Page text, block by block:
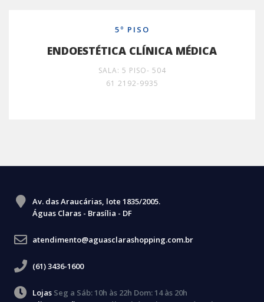
5º PISO
ENDOESTÉTICA CLÍNICA MÉDICA
SALA: 5 PISO- 504
61 2192-9935
Av. das Araucárias, lote 1835/2005.
Águas Claras - Brasília - DF
atendimento@aguasclarashopping.com.br
(61) 3436-1600
Lojas Seg a Sáb: 10h às 22h Dom: 14 às 20h